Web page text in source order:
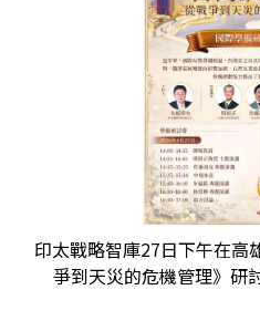
印太戰略智庫27日下午在高
爭到天災的危機管理》研